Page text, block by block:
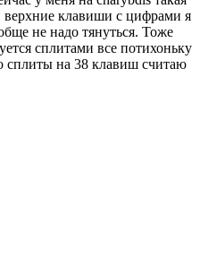
верхние клавиши с цифрами я
не надо тянуться. Тоже
сплитами все потихоньку
на 38 клавиш считаю